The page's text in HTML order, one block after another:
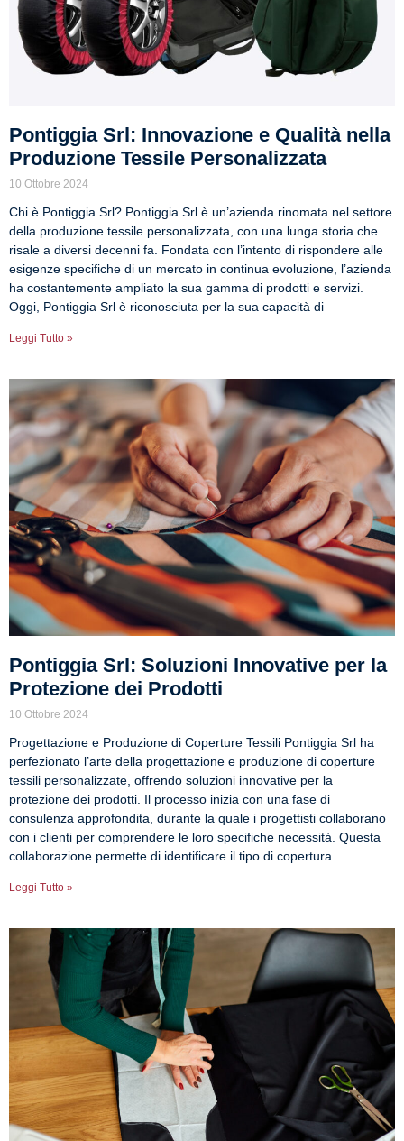
Pontiggia Srl: Innovazione e Qualità nella
Produzione Tessile Personalizzata
10 Ottobre 2024
Chi è Pontiggia Srl? Pontiggia Srl è un’azienda rinomata nel settore
della produzione tessile personalizzata, con una lunga storia che
risale a diversi decenni fa. Fondata con l’intento di rispondere alle
esigenze specifiche di un mercato in continua evoluzione, l’azienda
ha costantemente ampliato la sua gamma di prodotti e servizi.
Oggi, Pontiggia Srl è riconosciuta per la sua capacità di
Leggi Tutto »
Pontiggia Srl: Soluzioni Innovative per la
Protezione dei Prodotti
10 Ottobre 2024
Progettazione e Produzione di Coperture Tessili Pontiggia Srl ha
perfezionato l’arte della progettazione e produzione di coperture
tessili personalizzate, offrendo soluzioni innovative per la
protezione dei prodotti. Il processo inizia con una fase di
consulenza approfondita, durante la quale i progettisti collaborano
con i clienti per comprendere le loro specifiche necessità. Questa
collaborazione permette di identificare il tipo di copertura
Leggi Tutto »